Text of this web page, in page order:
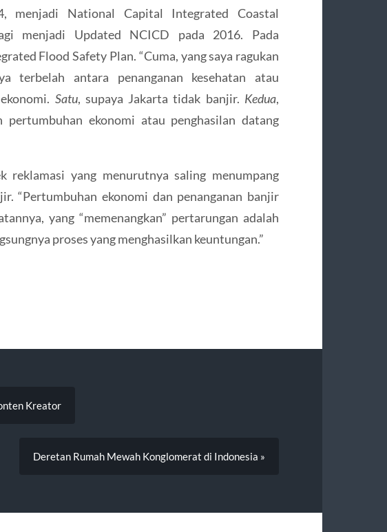
menjadi National Capital Integrated Coastal
menjadi Updated NCICD pada 2016. Pada
Flood Safety Plan. “Cuma, yang saya ragukan
terbelah antara penanganan kesehatan atau
Satu, supaya Jakarta tidak banjir. Kedua,
pertumbuhan ekonomi atau penghasilan datang
reklamasi yang menurutnya saling menumpang
“Pertumbuhan ekonomi dan penanganan banjir
yang “memenangkan” pertarungan adalah
proses yang menghasilkan keuntungan.”
Kreator
Deretan Rumah Mewah Konglomerat di Indonesia »